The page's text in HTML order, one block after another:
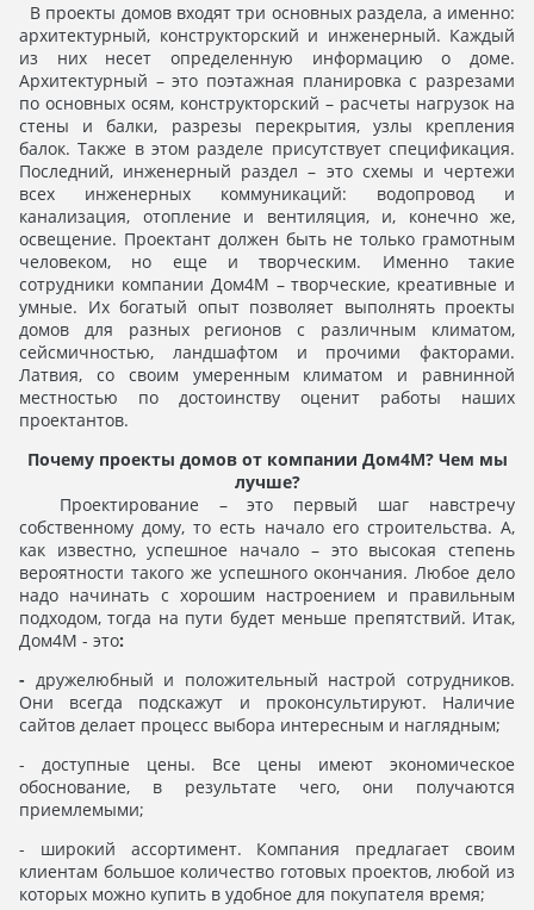
В проекты домов входят три основных раздела, а именно:
архитектурный, конструкторский и инженерный. Каждый
из них несет определенную информацию о доме.
Архитектурный – это поэтажная планировка с разрезами
по основных осям, конструкторский – расчеты нагрузок на
стены и балки, разрезы перекрытия, узлы крепления
балок. Также в этом разделе присутствует спецификация.
Последний, инженерный раздел – это схемы и чертежи
всех инженерных коммуникаций: водопровод и
канализация, отопление и вентиляция, и, конечно же,
освещение. Проектант должен быть не только грамотным
человеком, но еще и творческим. Именно такие
сотрудники компании Дом4М – творческие, креативные и
умные. Их богатый опыт позволяет выполнять проекты
домов для разных регионов с различным климатом,
сейсмичностью, ландшафтом и прочими факторами.
Латвия, со своим умеренным климатом и равнинной
местностью по достоинству оценит работы наших
проектантов.
Почему проекты домов от компании Дом4М? Чем мы
лучше?
Проектирование – это первый шаг навстречу
собственному дому, то есть начало его строительства. А,
как известно, успешное начало – это высокая степень
вероятности такого же успешного окончания. Любое дело
надо начинать с хорошим настроением и правильным
подходом, тогда на пути будет меньше препятствий. Итак,
Дом4М - это:
- дружелюбный и положительный настрой сотрудников.
Они всегда подскажут и проконсультируют. Наличие
сайтов делает процесс выбора интересным и наглядным;
- доступные цены. Все цены имеют экономическое
обоснование, в результате чего, они получаются
приемлемыми;
- широкий ассортимент. Компания предлагает своим
клиентам большое количество готовых проектов, любой из
которых можно купить в удобное для покупателя время;